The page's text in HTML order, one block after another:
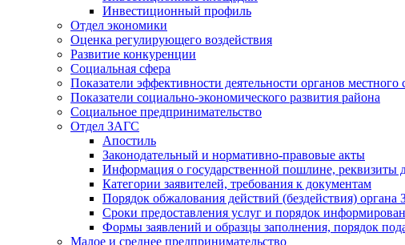
Инвестиционный профиль
Отдел экономики
Оценка регулирующего воздействия
Развитие конкуренции
Социальная сфера
Показатели эффективности деятельности органов местного
Показатели социально-экономического развития района
Социальное предпринимательство
Отдел ЗАГС
Апостиль
Законодательный и нормативно-правовые акты
Информация о государственной пошлине, реквизиты
Категории заявителей, требования к документам
Порядок обжалования действий (бездействия)
Сроки предоставления услуг и порядок
Формы заявлений и образцы заполнения, порядок
Малое и среднее предпринимательство